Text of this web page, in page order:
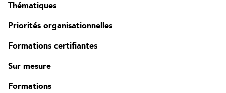
Thématiques
Priorités organisationnelles
Formations certifiantes
Sur mesure
Formations